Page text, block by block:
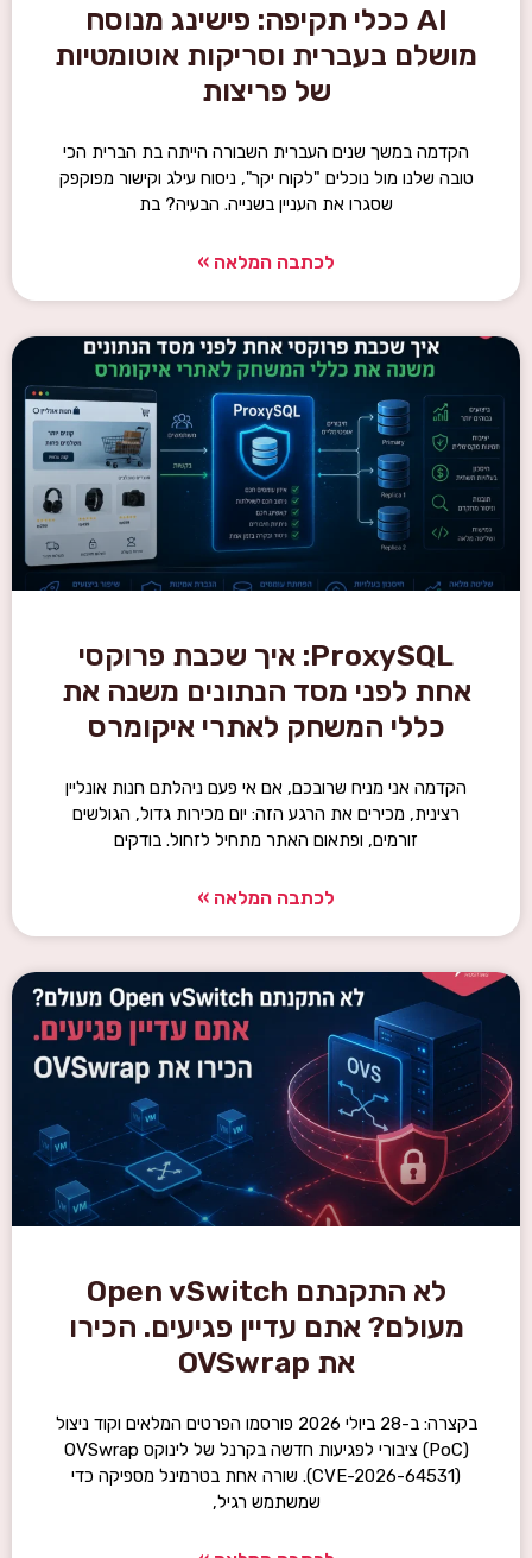
AI ככלי תקיפה: פישינג מנוסח
מושלם בעברית וסריקות אוטומטיות
של פריצות
הקדמה במשך שנים העברית השבורה הייתה בת הברית הכי
טובה שלנו מול נוכלים "לקוח יקר", ניסוח עילג וקישור מפוקפק
שסגרו את העניין בשנייה. הבעיה? בת
לכתבה המלאה »
ProxySQL: איך שכבת פרוקסי
אחת לפני מסד הנתונים משנה את
כללי המשחק לאתרי איקומרס
הקדמה אני מניח שרובכם, אם אי פעם ניהלתם חנות אונליין
רצינית, מכירים את הרגע הזה: יום מכירות גדול, הגולשים
זורמים, ופתאום האתר מתחיל לזחול. בודקים
לכתבה המלאה »
לא התקנתם Open vSwitch
מעולם? אתם עדיין פגיעים. הכירו
את OVSwrap
בקצרה: ב-28 ביולי 2026 פורסמו הפרטים המלאים וקוד ניצול
(PoC) ציבורי לפגיעות חדשה בקרנל של לינוקס OVSwrap
(CVE-2026-64531). שורה אחת בטרמינל מספיקה כדי
שמשתמש רגיל,